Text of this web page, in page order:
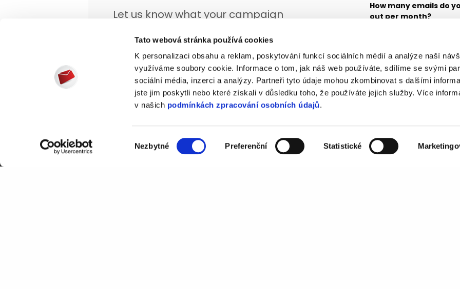
Tato webová stránka používá cookies
K personalizaci obsahu a reklam, poskytování funkcí sociálních médií a analýze naší
využíváme soubory cookie. Informace o tom, jak náš web používáte, sdílíme se svými
sociální média, inzerci a analýzy. Partneři tyto údaje mohou zkombinovat s dalšími
jste jim poskytli nebo které získali v důsledku toho, že používáte jejich služby. Více
v našich podmínkách zpracování osobních údajů.
souhlasu
Nezbytné Preferenční Statistické
Let us know what your campaign
that works for you.
How many emails do
out per month?
Message